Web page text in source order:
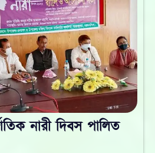
নারী দিবস পালিত